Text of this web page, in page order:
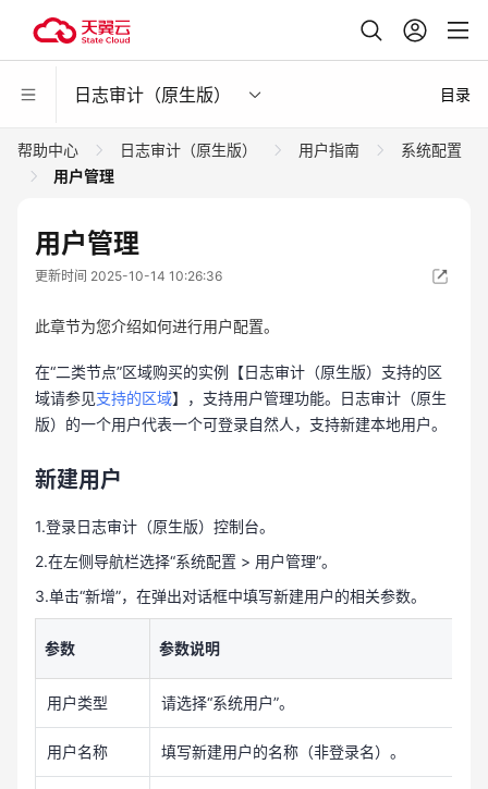
日志审计（原生版） 目录
帮助中心 日志审计（原生版） 用户指南
系统配置
用户管理
用户管理
更新时间 2025-10-14 10:26:36
此章节为您介绍如何进行用户配置。
在“二类节点”区域购买的实例【日志审计（原生版）支持的区
域请参见支持的区域】，支持用户管理功能。日志审计（原生
版）的一个用户代表一个可登录自然人，支持新建本地用户。
新建用户
1.登录日志审计（原生版）控制台。
2.在左侧导航栏选择“系统配置 > 用户管理”。
3.单击“新增”，在弹出对话框中填写新建用户的相关参数。
参数 参数说明
用户类型 请选择“系统用户”。
用户名称 填写新建用户的名称（非登录名）。